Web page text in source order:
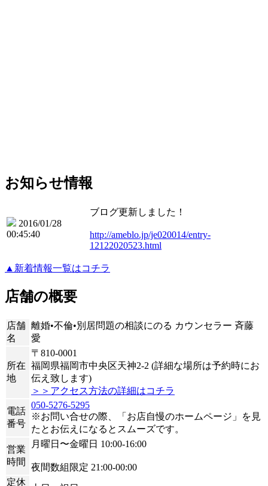
お知らせ情報
2016/01/28
00:45:40
ブログ更新しました！
http://ameblo.jp/je020014/entry-
12122020523.html
▲新着情報一覧はコチラ
店舗の概要
店舗
名
離婚•不倫•別居問題の相談にのる カウンセラー 斉藤
愛
所在
地
〒810-0001
福岡県福岡市中央区天神2-2 (詳細な場所は予約時にお
伝え致します)
＞＞アクセス方法の詳細はコチラ
電話
番号
050-5276-5295
※お問い合せの際、「お店自慢のホームページ」を見
たとお伝えになるとスムーズです。
営業
時間
月曜日〜金曜日 10:00-16:00
夜間数組限定 21:00-00:00
定休